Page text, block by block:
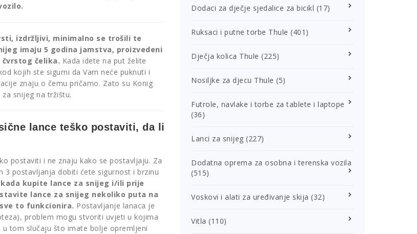
izdržljivi, minimalno se trošili te
imaju 5 godina jamstva, proizvedeni
čelika. Kada idete na put želite
kojih ste sigurni da Vam neće puknuti i
znaju o čemu pričamo. Zato su Konig
snijeg na tržištu.
lance teško postaviti, da li
postaviti i ne znaju kako se postavljaju. Za
3 postavljanja dobiti ćete sigurnost i brzinu
kupite lance za snijeg i/ili prije
lance za snijeg nekoliko puta na
to funkcionira. Postavljanje lanaca je
problem mogu stvoriti uvjeti u kojima
tom slučaju što imate bolje opremljeni
Dodaci za dječje sjedalice za bicikl (17)
Ruksaci i putne torbe Thule (401)
Dječja kolica Thule (225)
Nosiljke za djecu Thule (5)
Futrole, navlake i torbe za tablete i laptope
(36)
Lanci za snijeg (227)
Dodatna oprema za osobna i terenska vozila
(515)
Voskovi i alati za uređivanje skija (32)
Vitla (110)